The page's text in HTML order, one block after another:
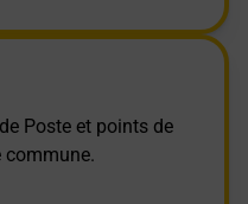
Poste et points de
commune.